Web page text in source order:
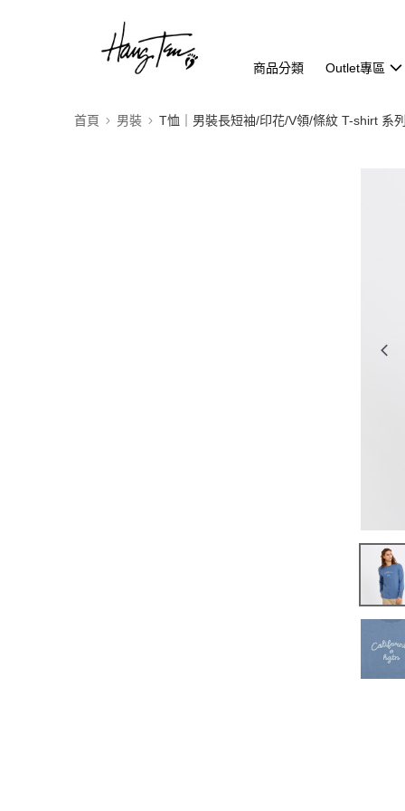
商品分類 Outlet專區
首頁 男裝 T恤｜男裝長短袖/印花/V領/條紋 T-shirt 系